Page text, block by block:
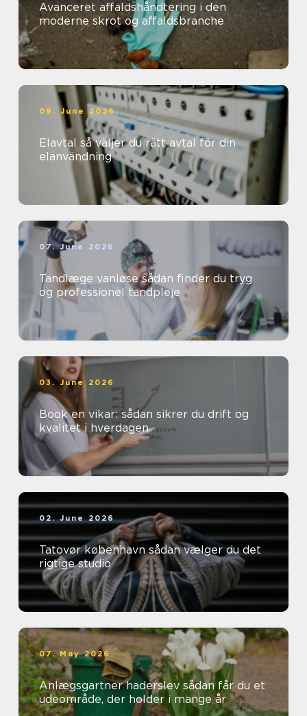
Avanceret affaldshåndtering i den
moderne skrot og affaldsbranche
09. June 2026
Elavtal så väljer du rätt avtal för din
elanvändning
07. June 2026
Tandlæge vanløse sådan finder du tryg
og professionel tandpleje
03. June 2026
Book en vikar: sådan sikrer du drift og
kvalitet i hverdagen
02. June 2026
Tatovør københavn sådan vælger du det
rigtige studio
07. May 2026
Anlægsgartner haderslev sådan får du et
udeområde, der holder i mange år